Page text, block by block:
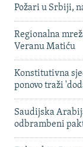
Požari u Srbiji,
Regionalna
Veranu Matiću
Konstitutivna
ponovo traži
Saudijska
odbrambeni